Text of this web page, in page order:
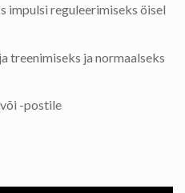
impulsi reguleerimiseks öisel
treenimiseks ja normaalseks
-postile